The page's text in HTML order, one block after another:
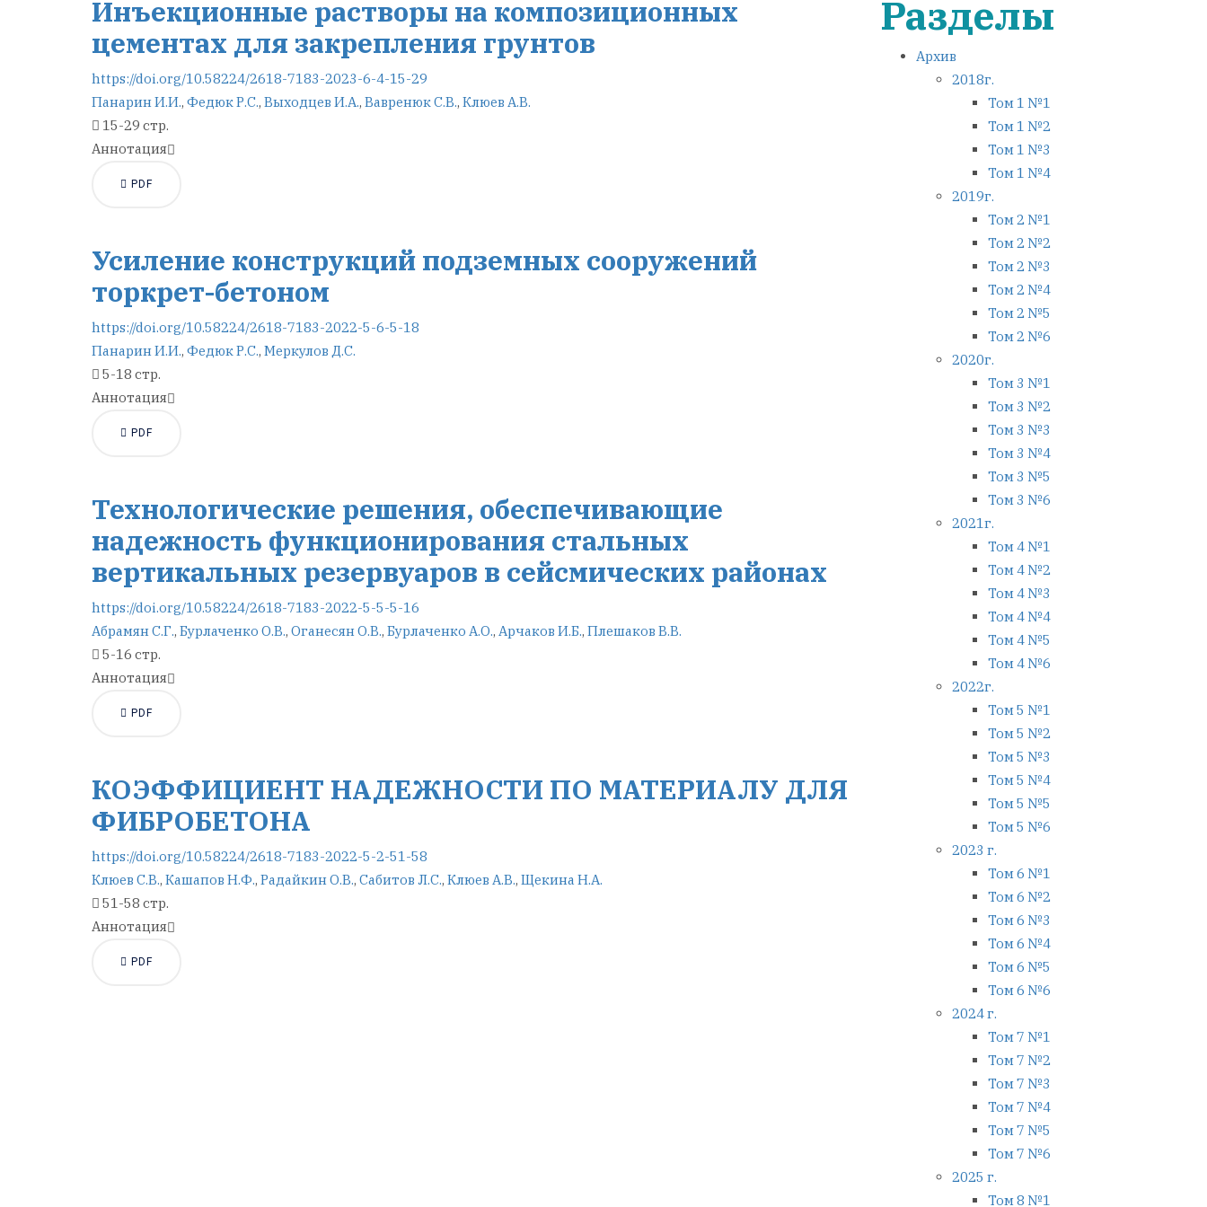
Инъекционные растворы на композиционных
цементах для закрепления грунтов
https://doi.org/10.58224/2618-7183-2023-6-4-15-29
Панарин И.И., Федюк Р.С., Выходцев И.А., Вавренюк С.В., Клюев А.В.
15-29 стр.
Аннотация
PDF
Усиление конструкций подземных сооружений
торкрет-бетоном
https://doi.org/10.58224/2618-7183-2022-5-6-5-18
Панарин И.И., Федюк Р.С., Меркулов Д.С.
5-18 стр.
Аннотация
PDF
Технологические решения, обеспечивающие
надежность функционирования стальных
вертикальных резервуаров в сейсмических районах
https://doi.org/10.58224/2618-7183-2022-5-5-5-16
Абрамян С.Г., Бурлаченко О.В., Оганесян О.В., Бурлаченко А.О., Арчаков И.Б., Плешаков В.В.
5-16 стр.
Аннотация
PDF
КОЭФФИЦИЕНТ НАДЕЖНОСТИ ПО МАТЕРИАЛУ ДЛЯ
ФИБРОБЕТОНА
https://doi.org/10.58224/2618-7183-2022-5-2-51-58
Клюев С.В., Кашапов Н.Ф., Радайкин О.В., Сабитов Л.С., Клюев А.В., Щекина Н.А.
51-58 стр.
Аннотация
PDF
Разделы
Архив
2018г.
Том 1 №1
Том 1 №2
Том 1 №3
Том 1 №4
2019г.
Том 2 №1
Том 2 №2
Том 2 №3
Том 2 №4
Том 2 №5
Том 2 №6
2020г.
Том 3 №1
Том 3 №2
Том 3 №3
Том 3 №4
Том 3 №5
Том 3 №6
2021г.
Том 4 №1
Том 4 №2
Том 4 №3
Том 4 №4
Том 4 №5
Том 4 №6
2022г.
Том 5 №1
Том 5 №2
Том 5 №3
Том 5 №4
Том 5 №5
Том 5 №6
2023 г.
Том 6 №1
Том 6 №2
Том 6 №3
Том 6 №4
Том 6 №5
Том 6 №6
2024 г.
Том 7 №1
Том 7 №2
Том 7 №3
Том 7 №4
Том 7 №5
Том 7 №6
2025 г.
Том 8 №1